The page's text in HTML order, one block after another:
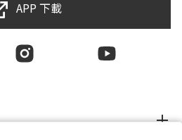
APP 下載